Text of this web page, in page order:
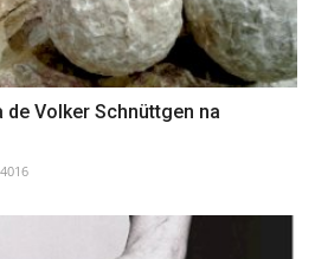
Volker Schnüttgen na
4016